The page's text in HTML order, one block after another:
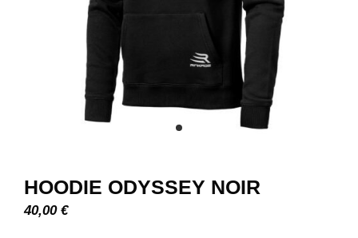
HOODIE ODYSSEY NOIR
40,00 €